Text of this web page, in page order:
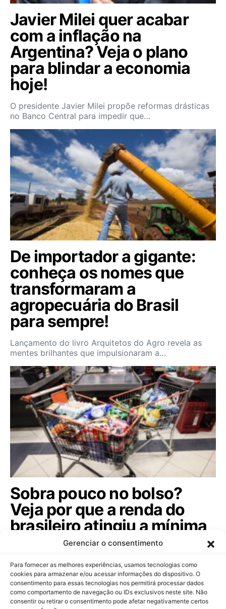
Gerenciar o consentimento
Para fornecer as melhores experiências, usamos tecnologias como
cookies para armazenar e/ou acessar informações do dispositivo. O
consentimento para essas tecnologias nos permitirá processar dados
como comportamento de navegação ou IDs exclusivos neste site. Não
consentir ou retirar o consentimento pode afetar negativamente certos
Javier Milei quer acabar
com a inflação na
Argentina? Veja o plano
para blindar a economia
hoje!
O presidente Javier Milei propõe reformas drásticas
no Banco Central para impedir que…
De importador a gigante:
conheça os nomes que
transformaram a
agropecuária do Brasil
para sempre!
Lançamento do livro Arquitetos do Agro revela as
mentes brilhantes que impulsionaram a…
Sobra pouco no bolso?
Veja por que a renda do
brasileiro atingiu a mínima
histórica agora!
O aumento da inflação e os juros elevados estão
reduzindo o orçamento doméstico das…